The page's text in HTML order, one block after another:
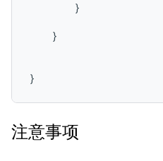
        }
    }
}
注意事项